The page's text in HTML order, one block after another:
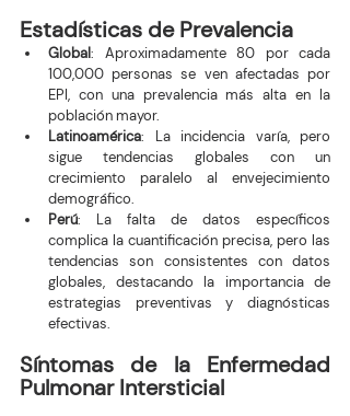
Estadísticas de Prevalencia
Global: Aproximadamente 80 por cada
100,000 personas se ven afectadas por
EPI, con una prevalencia más alta en la
población mayor.
Latinoamérica: La incidencia varía, pero
sigue tendencias globales con un
crecimiento paralelo al envejecimiento
demográfico.
Perú: La falta de datos específicos
complica la cuantificación precisa, pero las
tendencias son consistentes con datos
globales, destacando la importancia de
estrategias preventivas y diagnósticas
efectivas.
Síntomas de la Enfermedad
Pulmonar Intersticial